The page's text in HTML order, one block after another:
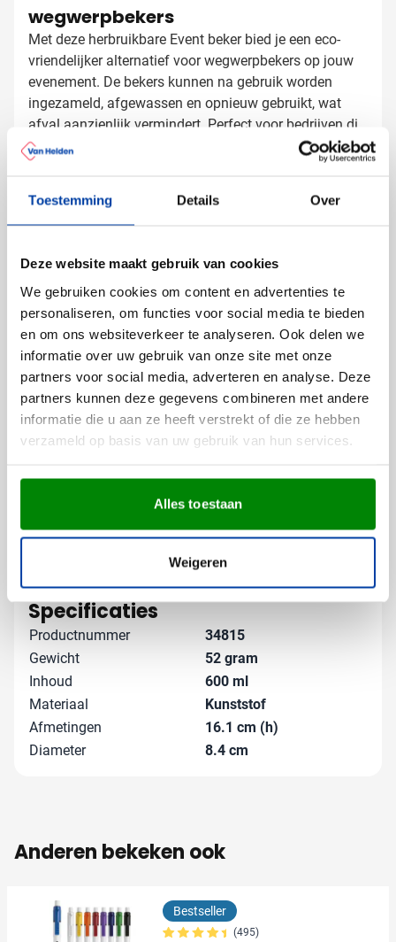
Toestemming Details Over
Deze website maakt gebruik van cookies
We gebruiken cookies om content en advertenties te
personaliseren, om functies voor social media te bieden
en om ons websiteverkeer te analyseren. Ook delen we
informatie over uw gebruik van onze site met onze
partners voor social media, adverteren en analyse. Deze
partners kunnen deze gegevens combineren met andere
informatie die u aan ze heeft verstrekt of die ze hebben
verzameld op basis van uw gebruik van hun services.
Alles toestaan
Weigeren
wegwerpbekers
Met deze herbruikbare Event beker bied je een eco-
vriendelijker alternatief voor wegwerpbekers op jouw
evenement. De bekers kunnen na gebruik worden
ingezameld, afgewassen en opnieuw gebruikt, wat
afval aanzienlijk vermindert. Perfect voor bedrijven die
hun ecologische voetafdruk willen verkleinen zonder in
te leveren op gebruiksgemak.
Event bekers bedrukken met logo
Bij Van Helden Relatiegeschenken bedrukken we jouw
Event bekers precies zoals jij dat wilt:
Met een tekst of slogan
Met verschillende namen of nummering mogelijk
Een opvallende bedrukking op deze herbruikbare
bekers zorgt voor maximale zichtbaarheid van je merk
tijdens drukbezochte evenementen.
Gratis digitaal voorbeeld van je
bedrukte beker
Benieuwd hoe jouw logo eruit ziet op onze Event
beker? Vraag een gratis digitaal voorbeeld aan en weet
precies wat je kunt verwachten. Heb je speciale
mogelijkheden? Neem contact met ons op - we denken
Specificaties
Productnummer
34815
Gewicht
52 gram
Inhoud
600 ml
Materiaal
Kunststof
Afmetingen
16.1 cm (h)
Diameter
8.4 cm
Anderen bekeken ook
Bestseller
(495)